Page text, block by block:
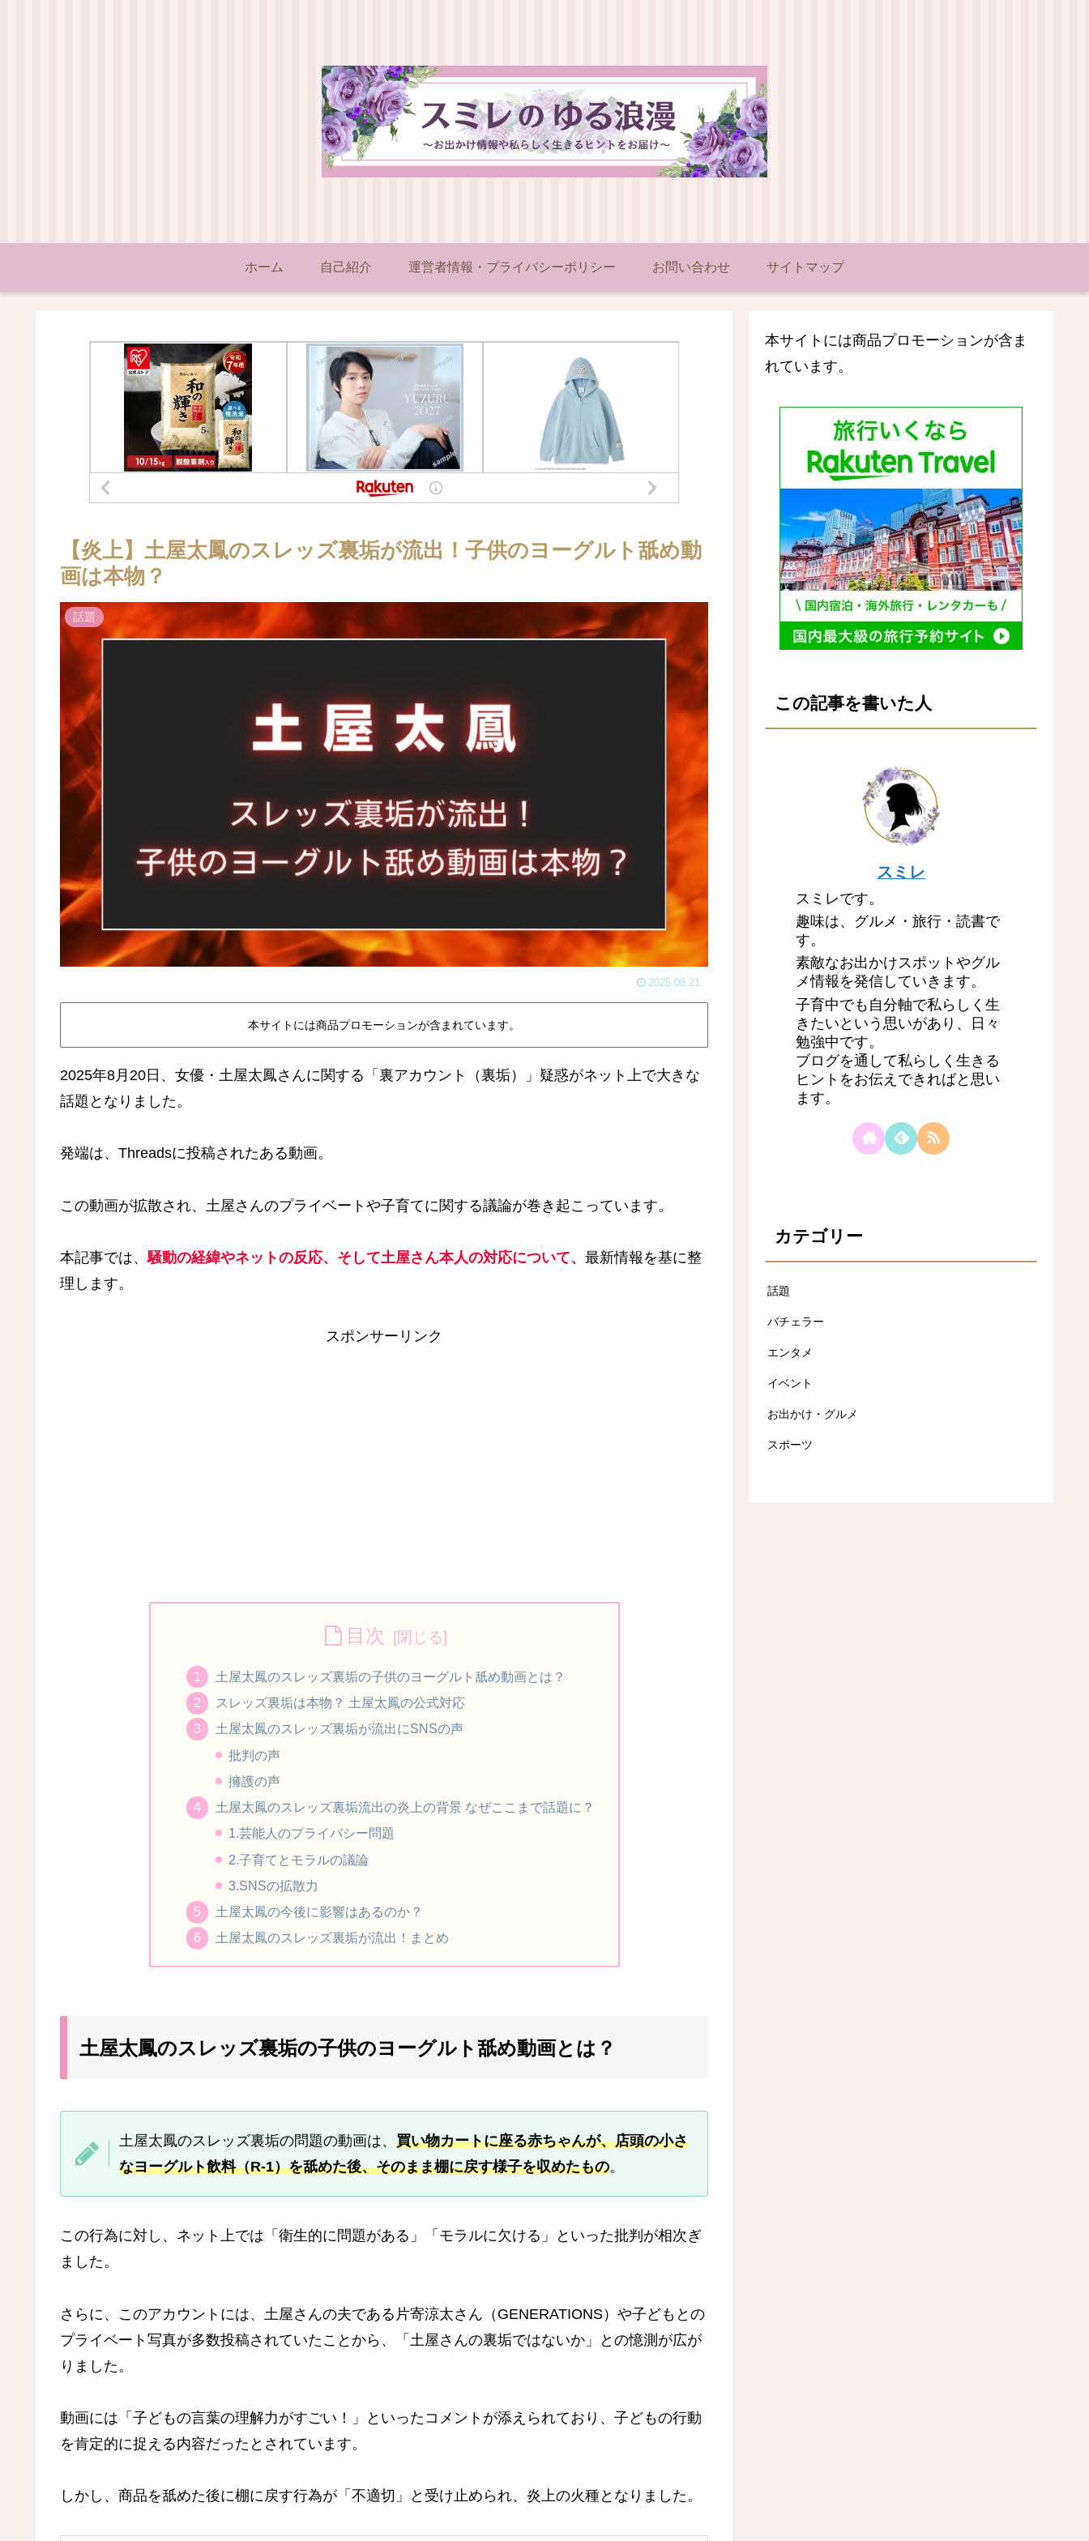
ホーム 自己紹介 運営者情報・プライバシーポリシー お問い合わせ サイトマップ
【炎上】土屋太鳳のスレッズ裏垢が流出！子供のヨーグルト舐め動
画は本物？
話題
2025.08.21
本サイトには商品プロモーションが含まれています。
2025年8月20日、女優・土屋太鳳さんに関する「裏アカウント（裏垢）」疑惑がネット上で大きな
話題となりました。
発端は、Threadsに投稿されたある動画。
この動画が拡散され、土屋さんのプライベートや子育てに関する議論が巻き起こっています。
本記事では、騒動の経緯やネットの反応、そして土屋さん本人の対応について、 最新情報を基に整
理します。
スポンサーリンク
目次
土屋太鳳のスレッズ裏垢の子供のヨーグルト舐め動画とは？
スレッズ裏垢は本物？ 土屋太鳳の公式対応
土屋太鳳のスレッズ裏垢が流出にSNSの声
批判の声
擁護の声
土屋太鳳のスレッズ裏垢流出の炎上の背景 なぜここまで話題に？
1.芸能人のプライバシー問題
2.子育てとモラルの議論
3.SNSの拡散力
土屋太鳳の今後に影響はあるのか？
土屋太鳳のスレッズ裏垢が流出！まとめ
土屋太鳳のスレッズ裏垢の子供のヨーグルト舐め動画とは？
土屋太鳳のスレッズ裏垢の問題の動画は、 買い物カートに座る赤ちゃんが、店頭の小さ
なヨーグルト飲料（R-1）を舐めた後、そのまま棚に戻す様子を収めたもの。
この行為に対し、ネット上では「衛生的に問題がある」「モラルに欠ける」といった批判が相次ぎ
ました。
さらに、このアカウントには、土屋さんの夫である片寄涼太さん（GENERATIONS）や子どもとの
プライベート写真が多数投稿されていたことから、「土屋さんの裏垢ではないか」との憶測が広が
りました。
動画には「子どもの言葉の理解力がすごい！」といったコメントが添えられており、子どもの行動
を肯定的に捉える内容だったとされています。
しかし、商品を舐めた後に棚に戻す行為が「不適切」と受け止められ、炎上の火種となりました。
本サイトには商品プロモーションが含ま
れています。
この記事を書いた人
スミレ
スミレです。
趣味は、グルメ・旅行・読書で
す。
素敵なお出かけスポットやグル
メ情報を発信していきます。
子育中でも自分軸で私らしく生
きたいという思いがあり、日々
勉強中です。
ブログを通して私らしく生きる
ヒントをお伝えできればと思い
ます。
カテゴリー
話題
バチェラー
エンタメ
イベント
お出かけ・グルメ
スポーツ